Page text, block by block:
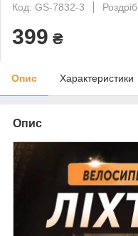
Код: GS-7832-3
Роздріб
399 ₴
Опис Характеристики
Опис